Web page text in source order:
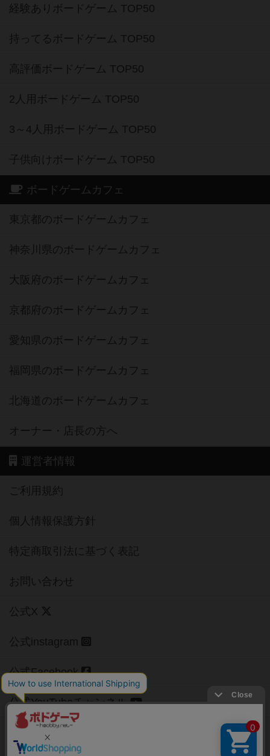
経験ありボードゲーム TOP50
持ってるボードゲーム TOP50
高評価ボードゲーム TOP50
2人用ボードゲーム TOP50
3～4人用ボードゲーム TOP50
子供向けボードゲーム TOP50
ボードゲームカフェ
東京都のボードゲームカフェ
神奈川県のボードゲームカフェ
大阪府のボードゲームカフェ
京都府のボードゲームカフェ
愛知県のボードゲームカフェ
福岡県のボードゲームカフェ
北海道のボードゲームカフェ
オーナー・店長の方へ
運営者情報
ご利用規約
個人情報保護方針
特定商取引法に基づく表記
お問い合わせ
公式X
公式instagram
公式Facebook
公式YouTubeチャンネル